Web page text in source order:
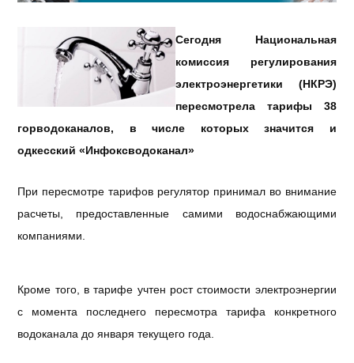
Сегодня Национальная
комиссия регулирования
электроэнергетики (НКРЭ)
пересмотрела тарифы 38
горводоканалов, в числе которых значится и
одкесский «Инфоксводоканал»
При пересмотре тарифов регулятор принимал во внимание
расчеты, предоставленные самими водоснабжающими
компаниями.
Кроме того, в тарифе учтен рост стоимости электроэнергии
с момента последнего пересмотра тарифа конкретного
водоканала до января текущего года.